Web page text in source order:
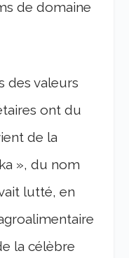
de domaine
des valeurs
ont du
de la
», du nom
lutté, en
la célèbre